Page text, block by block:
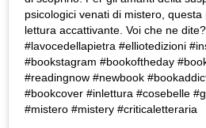
psicologici venati di mistero,
lettura accattivante. Voi che ne
#lavocedellapietra #elliotedizioni
#bookstagram #bookoftheday
#readingnow #newbook
#bookcover #inlettura #cosebelle
#mistero #mistery #criticaletteraria